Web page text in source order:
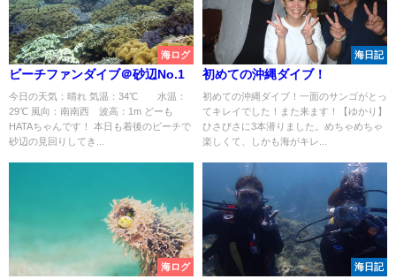
海ログ
ビーチファンダイブ＠砂辺No.1
今日の天気：晴れ 気温：34℃ 水温：
29℃ 風向：南南西 波高：1m どーも
HATAちゃんです！ 本日も着後のビーチで
砂辺の見回りしてき...
海日記
初めての沖縄ダイブ！
初めての沖縄ダイブ！一面のサンゴがとっ
てキレイでした！また来ます！【ゆかり】
ひさびさに3本潜りました。めちゃめちゃ
楽しくて、しかも海がキレ...
海ログ 海日記